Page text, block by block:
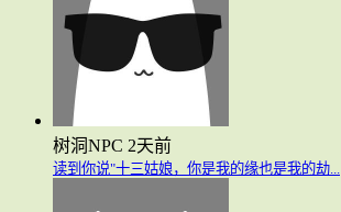
树洞NPC 2天前
读到你说"十三姑娘，你是我的缘也是我的劫...